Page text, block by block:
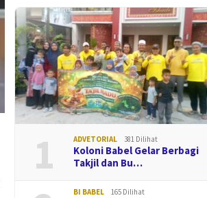
1 ADVETORIAL 381 Dilihat
Koloni Babel Gelar Berbagi
Takjil dan Bu…
BI BABEL 165 Dilihat